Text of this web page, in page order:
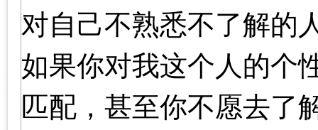
对自己不熟悉不了解的
如果你对我这个人的个
匹配，甚至你不愿去了